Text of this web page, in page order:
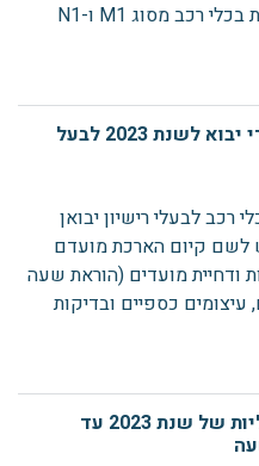
הוראת נוהל 03/13 מערכות בטיחות בכלי רכב מסוג M1 ו-N1
הארכת תוקף היתרי יבוא ואישורי יבוא לשנת 2023 לבעל
רכב לבעלי רישיון יבואן
שנת 2023 והנדרש לשם קיום הארכת מועדם
ודחיית מועדים (הוראת שעה
עיצומים כספיים ובדיקות
הארכת תוקף הוראות רישום כלליות של שנת 2023 עד